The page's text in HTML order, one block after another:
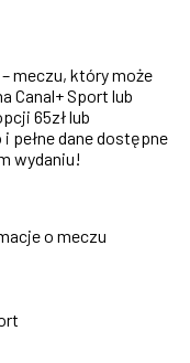
meczu, który może
Canal+ Sport lub
65zł lub
pełne dane dostępne
wydaniu!
o meczu